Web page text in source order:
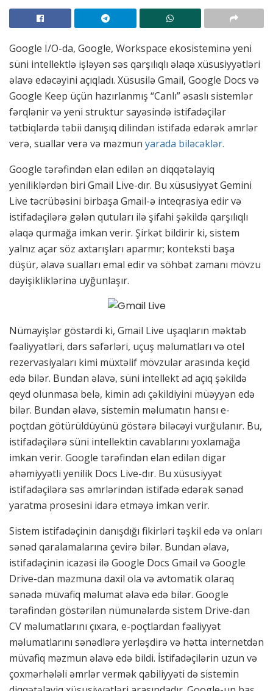
Google I/O-da, Google, Workspace ekosisteminə yeni
süni intellektlə işləyən səs qarşılıqlı əlaqə xüsusiyyətləri
əlavə edəcəyini açıqladı. Xüsusilə Gmail, Google Docs və
Google Keep üçün hazırlanmış “Canlı” əsaslı sistemlər
fərqlənir və yeni struktur sayəsində istifadəçilər
tətbiqlərdə təbii danışıq dilindən istifadə edərək əmrlər
verə, suallar verə və məzmun yarada biləcəklər.
Google tərəfindən elan edilən ən diqqətəlayiq
yeniliklərdən biri Gmail Live-dır. Bu xüsusiyyət Gemini
Live təcrübəsini birbaşa Gmail-ə inteqrasiya edir və
istifadəçilərə gələn qutuları ilə şifahi şəkildə qarşılıqlı
əlaqə qurmağa imkan verir. Şirkət bildirir ki, sistem
yalnız açar söz axtarışları aparmır; konteksti başa
düşür, əlavə sualları emal edir və söhbət zamanı mövzu
dəyişikliklərinə uyğunlaşır.
Nümayişlər göstərdi ki, Gmail Live uşaqların məktəb
fəaliyyətləri, dərs səfərləri, uçuş məlumatları və otel
rezervasiyaları kimi müxtəlif mövzular arasında keçid
edə bilər. Bundan əlavə, süni intellekt ad açıq şəkildə
qeyd olunmasa belə, kimin adı çəkildiyini müəyyən edə
bilər. Bundan əlavə, sistemin məlumatın hansı e-
poçtdan götürüldüyünü göstərə biləcəyi vurğulanır. Bu,
istifadəçilərə süni intellektin cavablarını yoxlamağa
imkan verir. Google tərəfindən elan edilən digər
əhəmiyyətli yenilik Docs Live-dır. Bu xüsusiyyət
istifadəçilərə səs əmrlərindən istifadə edərək sənəd
yaratma prosesini idarə etməyə imkan verir.
Sistem istifadəçinin danışdığı fikirləri təşkil edə və onları
sənəd qaralamalarına çevirə bilər. Bundan əlavə,
istifadəçinin icazəsi ilə Google Docs Gmail və Google
Drive-dan məzmuna daxil ola və avtomatik olaraq
sənədə müvafiq məlumat əlavə edə bilər. Google
tərəfindən göstərilən nümunələrdə sistem Drive-dan
CV məlumatlarını çıxara, e-poçtlardan fəaliyyət
məlumatlarını sənədlərə yerləşdirə və hətta internetdən
müvafiq məzmun əlavə edə bildi. İstifadəçilərin uzun və
çoxmərhələli əmrlər vermək qabiliyyəti də sistemin